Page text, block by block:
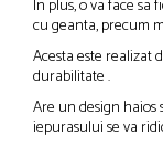
In plus, o va face sa
cu geanta, precum
Acesta este realizat
durabilitate .
Are un design haios
iepurasului se va